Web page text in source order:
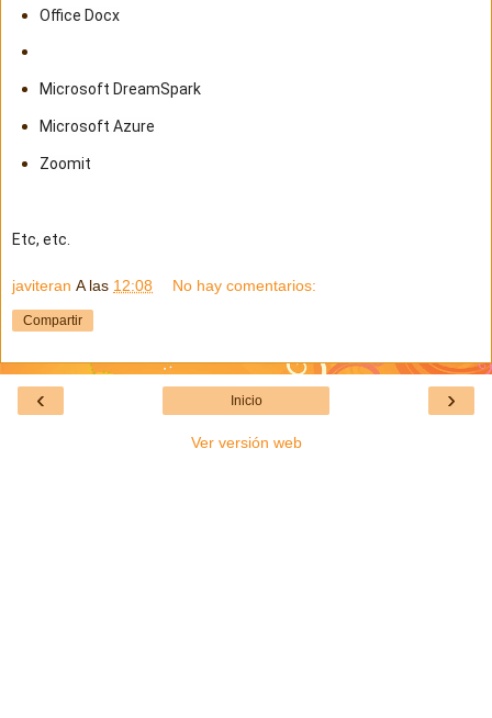
Office Docx
Microsoft DreamSpark
Microsoft Azure
Zoomit
Etc, etc.
javiteran A las 12:08 No hay comentarios:
Compartir
‹ ›
Inicio
Ver versión web